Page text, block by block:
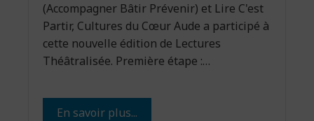
(Accompagner Bâtir Prévenir) et Lire C'est
Partir, Cultures du Cœur Aude a participé à
cette nouvelle édition de Lectures
Théâtralisée. Première étape :…
En savoir plus...